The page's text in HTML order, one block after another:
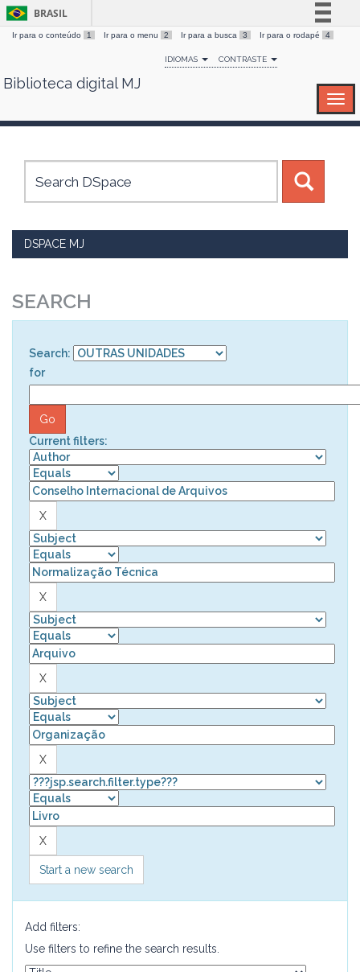
Skip
BRASIL
Simplifique!
Comunica BR
Canais
Ir para o conteúdo 1 Ir para o menu 2 Ir para a busca 3 Ir para o rodapé 4
IDIOMAS CONTRASTE
Biblioteca digital MJ
DSPACE MJ
SEARCH
Search:
for
Current filters:
Start a new search
Add filters:
Use filters to refine the search results.